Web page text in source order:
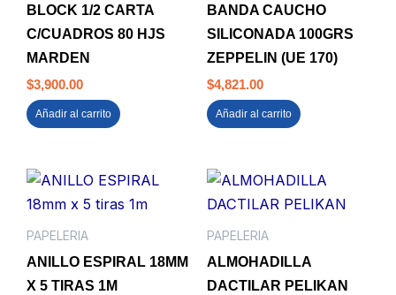
BLOCK 1/2 CARTA
C/CUADROS 80 HJS
MARDEN
$3,900.00
Añadir al carrito
BANDA CAUCHO
SILICONADA 100GRS
ZEPPELIN (UE 170)
$4,821.00
Añadir al carrito
PAPELERIA
ANILLO ESPIRAL 18MM
X 5 TIRAS 1M
PAPELERIA
ALMOHADILLA
DACTILAR PELIKAN